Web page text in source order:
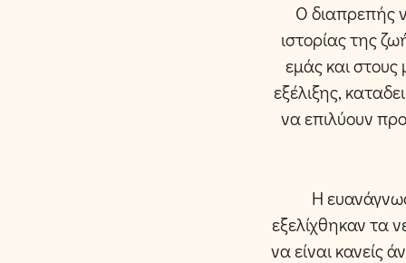
Ο διαπρεπής
ιστορίας της
εμάς και
εξέλιξης,
να επιλύουν
Η
εξελίχθηκαν τα
να είναι κανείς